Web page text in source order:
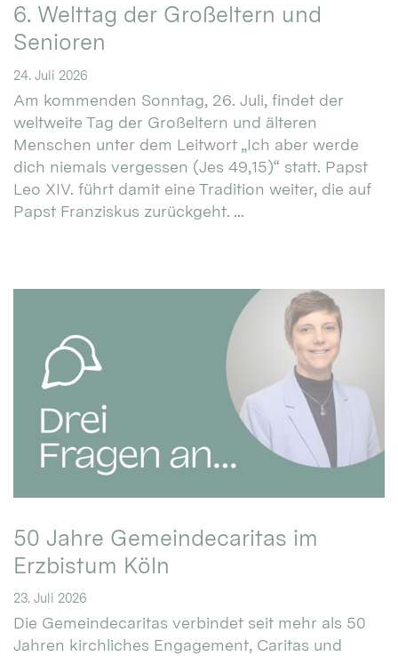
6. Welttag der Großeltern und
Senioren
24. Juli 2026
Am kommenden Sonntag, 26. Juli, findet der
weltweite Tag der Großeltern und älteren
Menschen unter dem Leitwort „Ich aber werde
dich niemals vergessen (Jes 49,15)“ statt. Papst
Leo XIV. führt damit eine Tradition weiter, die auf
Papst Franziskus zurückgeht. ...
50 Jahre Gemeindecaritas im
Erzbistum Köln
23. Juli 2026
Die Gemeindecaritas verbindet seit mehr als 50
Jahren kirchliches Engagement, Caritas und